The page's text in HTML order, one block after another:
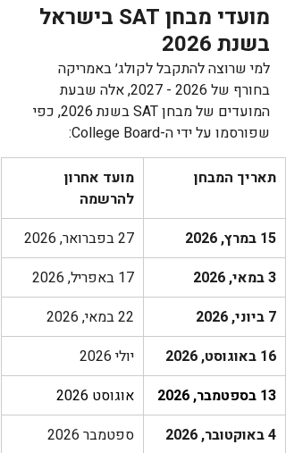
מועדי מבחן SAT בישראל
בשנת 2026
למי שרוצה להתקבל לקולג׳ באמריקה
בחורף של 2026 - 2027, אלה שבעת
המועדים של מבחן SAT בשנת 2026, כפי
שפורסמו על ידי ה-College Board:
תאריך המבחן
מועד אחרון
להרשמה
15 במרץ, 2026
27 בפברואר, 2026
3 במאי, 2026
17 באפריל, 2026
7 ביוני, 2026
22 במאי, 2026
16 באוגוסט, 2026
יולי 2026
13 בספטמבר, 2026
אוגוסט 2026
4 באוקטובר, 2026
ספטמבר 2026